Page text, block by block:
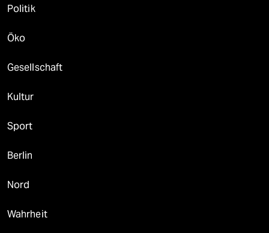
Politik
Öko
Gesellschaft
Kultur
Sport
Berlin
Nord
Wahrheit